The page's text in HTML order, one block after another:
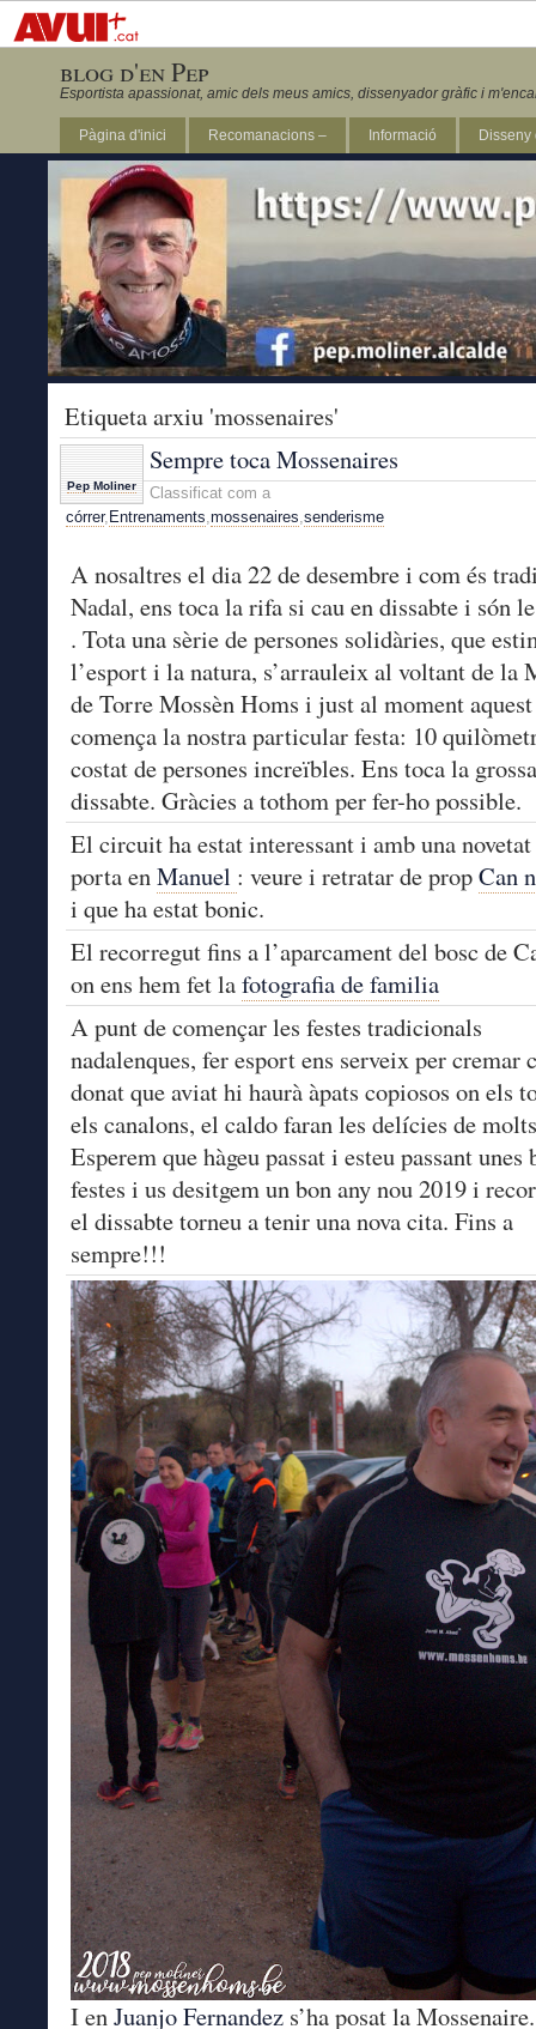
blog d'en Pep
Esportista apassionat, amic dels meus amics, dissenyador gràfic i
Pàgina d'inici Recomanacions – Informació
Revista Marathon 295
Etiqueta arxiu 'mossenaires'
Pep Moliner
Sempre toca Mossenaires
Classificat com a
córrer, Entrenaments,mossenaires,senderisme
A nosaltres el dia 22 de desembre i com és
Nadal, ens toca la rifa si cau en dissabte i són
. Tota una sèrie de persones solidàries, que
l’esport i la natura, s’arrauleix al voltant de la
de Torre Mossèn Homs i just al moment aquest
comença la nostra particular festa: 10
costat de persones increïbles. Ens toca la
dissabte. Gràcies a tothom per fer-ho possible.
El circuit ha estat interessant i amb una novetat
porta enManuel : veure i retratar de propCan
i que ha estat bonic.
El recorregut fins a l’aparcament del bosc de
on ens hem fet lafotografia de familia
A punt de començar les festes tradicionals
nadalenques, fer esport ens serveix per cremar
donat que aviat hi haurà àpats copiosos on els
els canalons, el caldo faran les delícies de
Esperem que hàgeu passat i esteu passant unes
festes i us desitgem un bon any nou 2019 i
el dissabte torneu a tenir una nova cita. Fins a
sempre!!!
I enJuanjo Fernandez s’ha posat la